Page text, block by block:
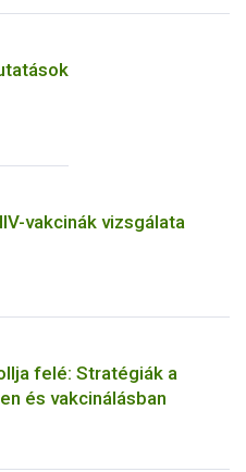
vakcinák vizsgálata
felé: Stratégiák a
és vakcinálásban